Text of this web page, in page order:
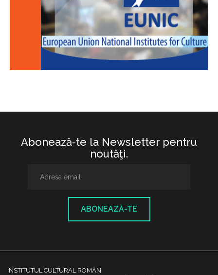
Abonează-te la Newsletter pentru
noutăţi.
ABONEAZĂ-TE
INSTITUTUL CULTURAL ROMÂN